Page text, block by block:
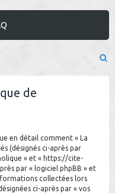
de
en détail comment « La
(désignés ci-après par
» et « https://cite-
par « logiciel phpBB » et
collectées lors
ci-après par « vos